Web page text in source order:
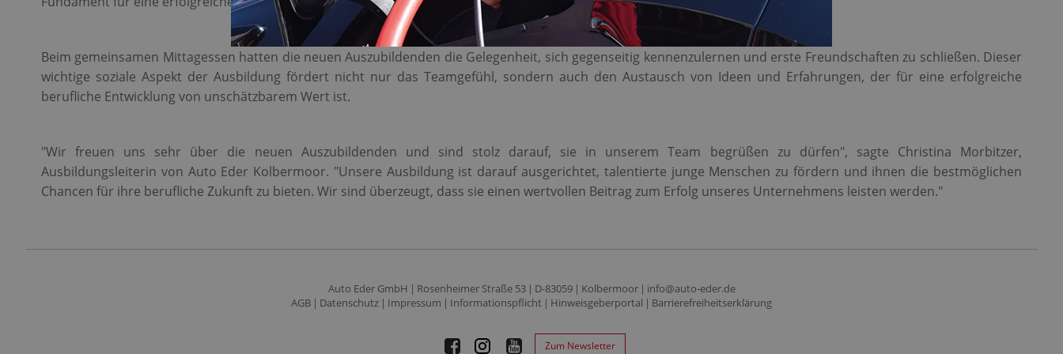
Beim gemeinsamen Mittagessen hatten die neuen Auszubildenden die Gelegenheit, sich gegenseitig kennenzulernen und erste Freundschaften zu schließen. Dieser
wichtige soziale Aspekt der Ausbildung fördert nicht nur das Teamgefühl, sondern auch den Austausch von Ideen und Erfahrungen, der für eine erfolgreiche
berufliche Entwicklung von unschätzbarem Wert ist.
"Wir freuen uns sehr über die neuen Auszubildenden und sind stolz darauf, sie in unserem Team begrüßen zu dürfen", sagte Christina Morbitzer,
Ausbildungsleiterin von Auto Eder Kolbermoor. "Unsere Ausbildung ist darauf ausgerichtet, talentierte junge Menschen zu fördern und ihnen die bestmöglichen
Chancen für ihre berufliche Zukunft zu bieten. Wir sind überzeugt, dass sie einen wertvollen Beitrag zum Erfolg unseres Unternehmens leisten werden."
Auto Eder GmbH Rosenheimer Straße 53 D-83059 Kolbermoor
info@auto-eder.de
AGB
Datenschutz Impressum Informationspflicht Hinweisgeberportal Barrierefreiheitserklärung
Zum Newsletter